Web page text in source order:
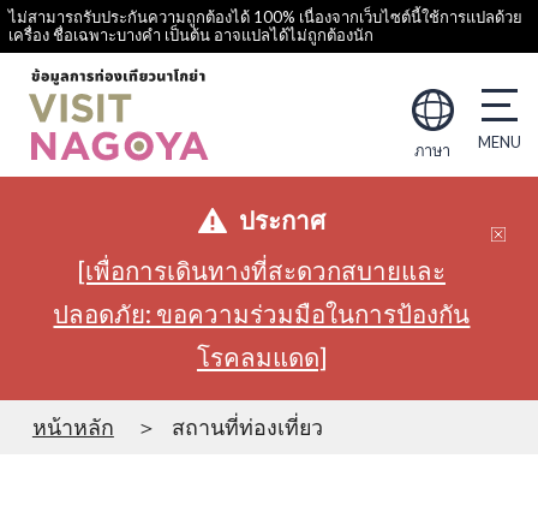
ไม่สามารถรับประกันความถูกต้องได้ 100% เนื่องจากเว็บไซต์นี้ใช้การแปลด้วย
เครื่อง ชื่อเฉพาะบางคำ เป็นต้น อาจแปลได้ไม่ถูกต้องนัก
ภาษา
ประกาศ
[เพื่อการเดินทางที่สะดวกสบายและ
ปลอดภัย: ขอความร่วมมือในการป้องกัน
โรคลมแดด]
หน้าหลัก สถานที่ท่องเที่ยว